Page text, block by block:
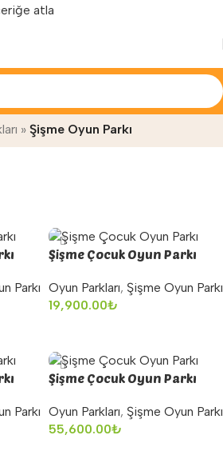
atla
» Şişme Oyun Parkı
Parkı
Şişme Çocuk Oyun Parkı
Oyun Parkları, Şişme Oyun Parkı
19,900.00₺
Parkı
Şişme Çocuk Oyun Parkı
Oyun Parkları, Şişme Oyun Parkı
55,600.00₺